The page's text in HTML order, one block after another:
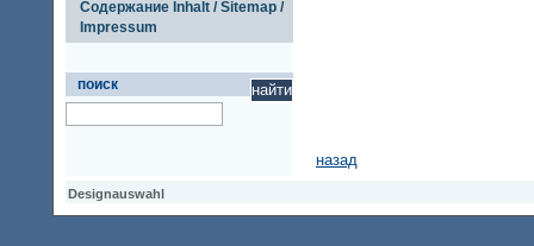
Содержание Inhalt / Sitemap /
Impressum
поиск
назад
Designauswahl
Designauswahl